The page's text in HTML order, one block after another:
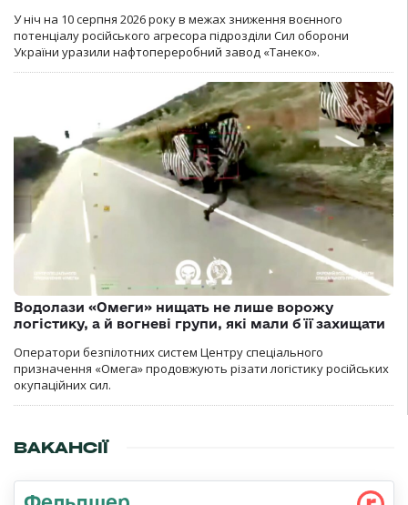
У ніч на 10 серпня 2026 року в межах зниження воєнного
потенціалу російського агресора підрозділи Сил оборони
України уразили нафтопереробний завод «Танеко».
Водолази «Омеги» нищать не лише ворожу
логістику, а й вогневі групи, які мали б її захищати
Оператори безпілотних систем Центру спеціального
призначення «Омега» продовжують різати логістику російських
окупаційних сил.
ВАКАНСІЇ